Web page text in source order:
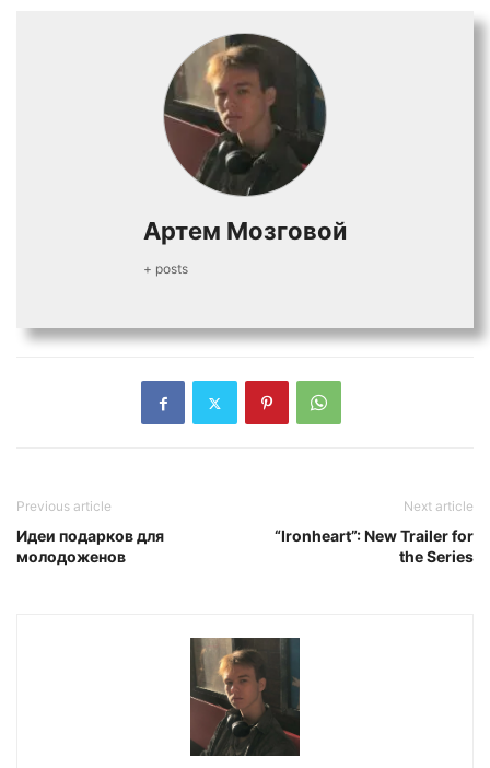
Артем Мозговой
+ posts
Previous article
Идеи подарков для
молодоженов
Next article
“Ironheart”: New Trailer for
the Series